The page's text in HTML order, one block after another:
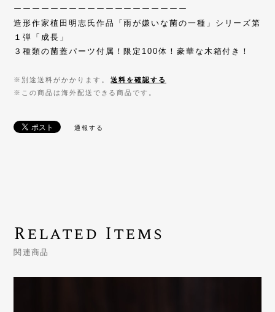
ーーーーーーーーーーーーーーーーーーー
造形作家植田明志氏作品「雨が嫌いな菌の一種」シリーズ第
１弾「成長」
３種類の菌蓋パーツ付属！限定100体！豪華な木箱付き！
※別途送料がかかります。
送料を確認する
※この商品は海外配送できる商品です。
通報する
Related Items
関連商品